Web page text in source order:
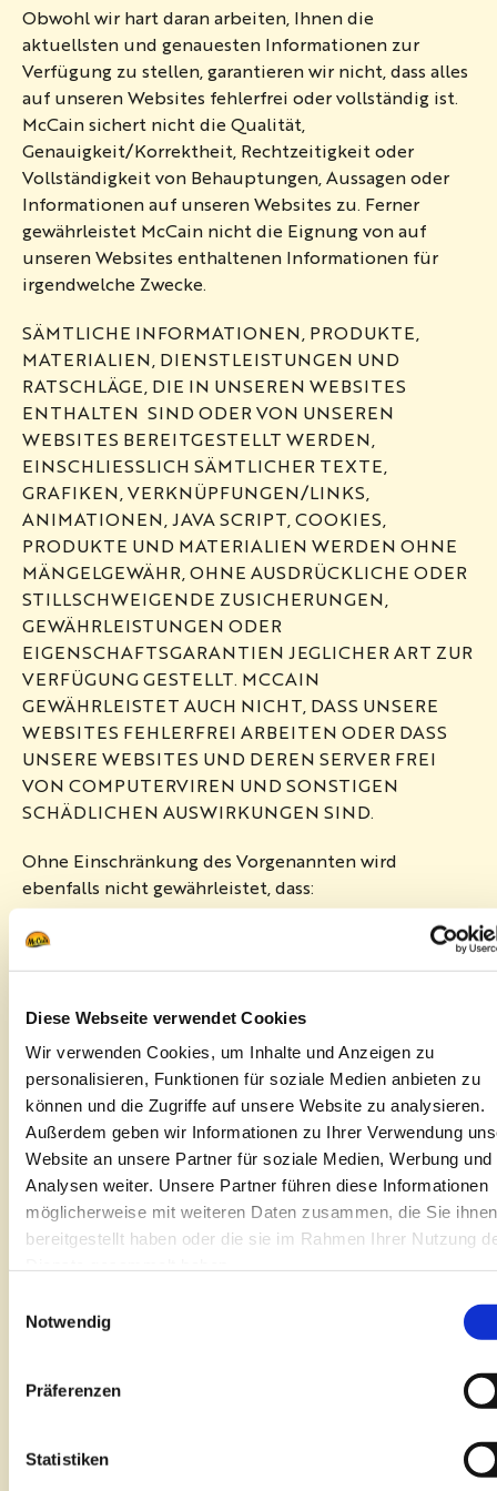
Diese Webseite verwendet Cookies
Wir verwenden Cookies, um Inhalte und Anzeigen zu
personalisieren, Funktionen für soziale Medien anbieten zu
können und die Zugriffe auf unsere Website zu analysieren.
Außerdem geben wir Informationen zu Ihrer Verwendung
Website an unsere Partner für soziale Medien, Werbung und
Analysen weiter. Unsere Partner führen diese Informationen
möglicherweise mit weiteren Daten zusammen, die Sie ihnen
bereitgestellt haben oder die sie im Rahmen Ihrer Nutzung
Notwendig
Präferenzen
Statistiken
Obwohl wir hart daran arbeiten, Ihnen die
aktuellsten und genauesten Informationen zur
Verfügung zu stellen, garantieren wir nicht, dass alles
auf unseren Websites fehlerfrei oder vollständig ist.
McCain sichert nicht die Qualität,
Genauigkeit/Korrektheit, Rechtzeitigkeit oder
Vollständigkeit von Behauptungen, Aussagen oder
Informationen auf unseren Websites zu. Ferner
gewährleistet McCain nicht die Eignung von auf
unseren Websites enthaltenen Informationen für
irgendwelche Zwecke.
SÄMTLICHE INFORMATIONEN, PRODUKTE,
MATERIALIEN, DIENSTLEISTUNGEN UND
RATSCHLÄGE, DIE IN UNSEREN WEBSITES
ENTHALTEN SIND ODER VON UNSEREN
WEBSITES BEREITGESTELLT WERDEN,
EINSCHLIESSLICH SÄMTLICHER TEXTE,
GRAFIKEN, VERKNÜPFUNGEN/LINKS,
ANIMATIONEN, JAVA SCRIPT, COOKIES,
PRODUKTE UND MATERIALIEN WERDEN OHNE
MÄNGELGEWÄHR, OHNE AUSDRÜCKLICHE ODER
STILLSCHWEIGENDE ZUSICHERUNGEN,
GEWÄHRLEISTUNGEN ODER
EIGENSCHAFTSGARANTIEN JEGLICHER ART ZUR
VERFÜGUNG GESTELLT. MCCAIN
GEWÄHRLEISTET AUCH NICHT, DASS UNSERE
WEBSITES FEHLERFREI ARBEITEN ODER DASS
UNSERE WEBSITES UND DEREN SERVER FREI
VON COMPUTERVIREN UND SONSTIGEN
SCHÄDLICHEN AUSWIRKUNGEN SIND.
Ohne Einschränkung des Vorgenannten wird
ebenfalls nicht gewährleistet, dass:
1. das Material einer bestimmten
2. die in den Materialien enthaltenen
Funktionselemente unterbrechungsfrei oder
fehlerfrei sind;
3. Mängel behoben werden;
4. unsere Websites oder die Server, die sie zur
Verfügung stellen, frei von Viren oder sonstigen
schädlichen Bestandteilen sind;
5. erfolgreiche Resultate oder Ergebnisse durch
korrekte Befolgung von den in den Materialien
enthaltenen Anweisungen, Hinweisen oder Rezepten
großartig sind, aber wir haben keinen Einfluss auf die
Bedingungen in Ihrer jeweiligen Küche oder Ihrem
Zusätzlich zu Obengenanntem übernehmen Sie (und
notwendigen Wartungen, Reparaturen und